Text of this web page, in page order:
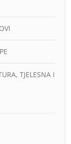
TJELESNA I